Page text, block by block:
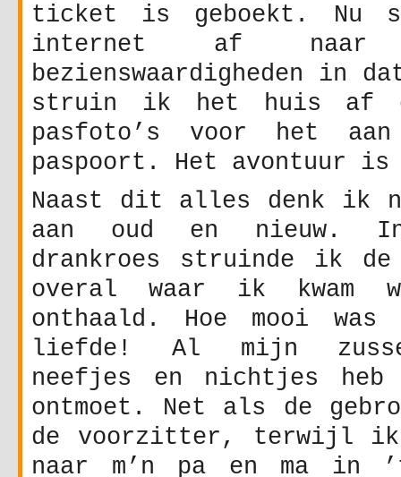
ticket is geboekt. Nu
internet af naar
bezienswaardigheden in
struin ik het huis af
pasfoto’s voor het
paspoort. Het avontuur is
Naast dit alles denk ik
aan oud en nieuw.
drankroes struinde ik
overal waar ik kwam
onthaald. Hoe mooi
liefde! Al mijn
neefjes en nichtjes
ontmoet. Net als de
de voorzitter, terwijl ik
naar m’n pa en ma in